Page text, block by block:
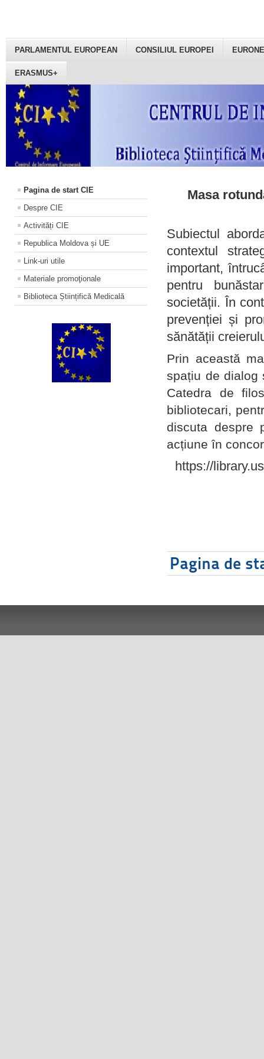
PARLAMENTUL EUROPEAN CONSILIUL EUROPEI
ERASMUS+
Pagina de start CIE
Despre CIE
Activități CIE
Republica Moldova și UE
Link-uri utile
Materiale promoţionale
Biblioteca Științifică Medicală
Masa
Subiectul
contextul
important,
pentru
societății. În
prevenției și
sănătății
Prin această
spațiu de dialog
Catedra de
bibliotecari,
discuta despre
acțiune în
https://
Pagina de